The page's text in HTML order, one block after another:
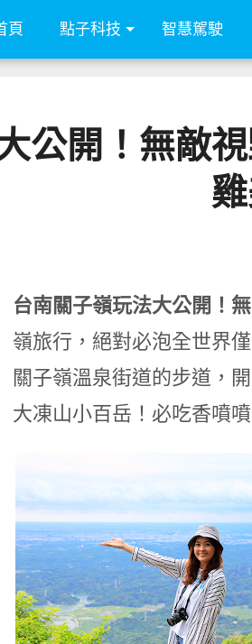
頁 點子科技 智慧駕駛
公開！無敵
台南關子嶺玩法大公開！
嶺旅行，絕對必泡全世界
關子嶺溫泉街道的步道，
大凍山小百岳！必吃香噴